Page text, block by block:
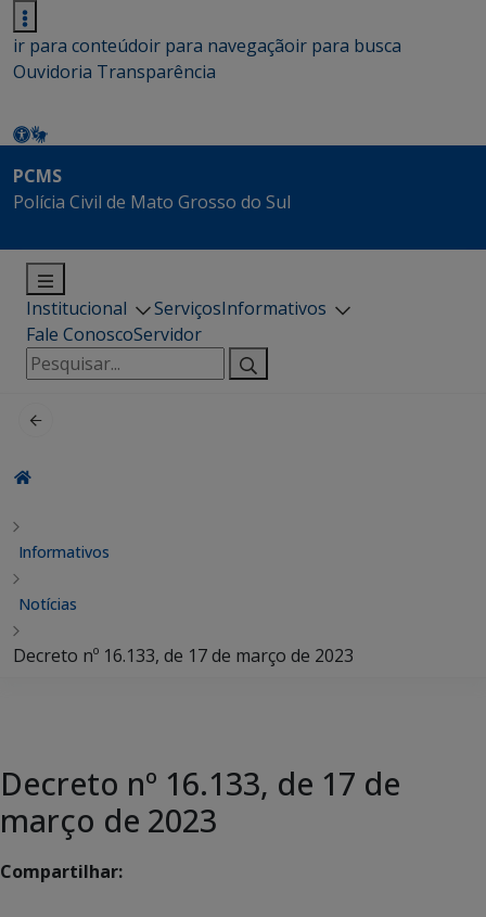
ir para conteúdoir para navegaçãoir para busca
Ouvidoria Transparência
PCMS
Polícia Civil de Mato Grosso do Sul
Institucional ServiçosInformativos
Fale ConoscoServidor
Pesquisar
por:
Informativos
Notícias
Decreto nº 16.133, de 17 de março de 2023
Decreto nº 16.133, de 17 de
março de 2023
Compartilhar: